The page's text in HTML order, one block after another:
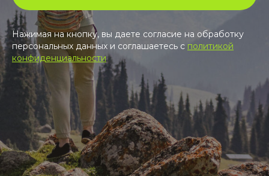
Нажимая на кнопку, вы даете согласие на обработку
персональных данных и соглашаетесь c политикой
конфиденциальности